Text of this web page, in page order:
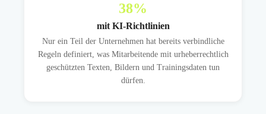
38%
mit KI-Richtlinien
Nur ein Teil der Unternehmen hat bereits verbindliche
Regeln definiert, was Mitarbeitende mit urheberrechtlich
geschützten Texten, Bildern und Trainingsdaten tun
dürfen.